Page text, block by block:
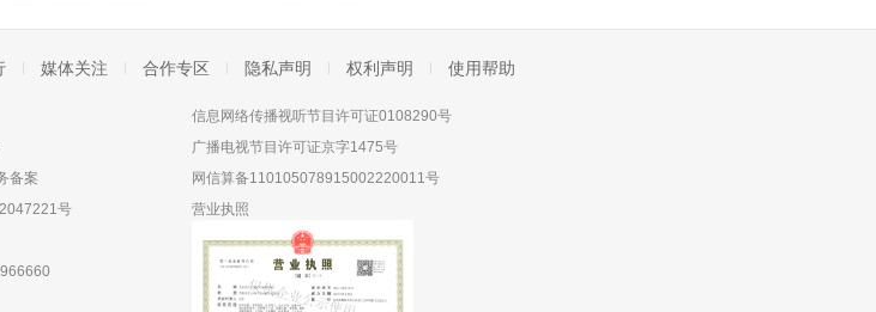
媒体关注 合作专区 隐私声明 权利声明 使用帮助
备案
号
信息网络传播视听节目许可证0108290号
广播电视节目许可证京字1475号
网信算备110105078915002220011号
营业执照